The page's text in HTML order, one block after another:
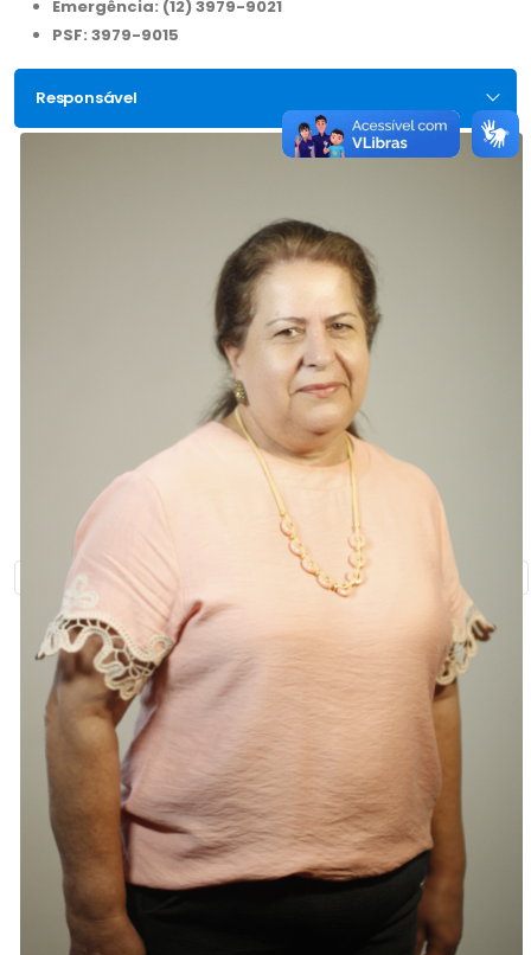
Emergência: (12) 3979-9021
PSF: 3979-9015
Responsável